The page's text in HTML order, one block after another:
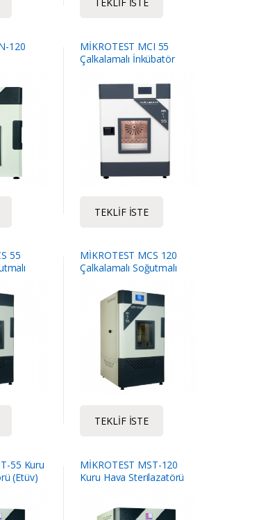
120
MİKROTEST MCI 55
Çalkalamalı İnkübatör
TEKLIF İSTE
55
MİKROTEST MCS 120
Çalkalamalı Soğutmalı
TEKLIF İSTE
55 Kuru
(Etüv)
MİKROTEST MST-120
Kuru Hava Sterilazatörü